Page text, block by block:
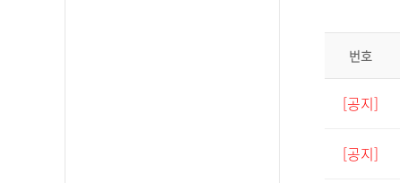
번호
[공지]
[공지]